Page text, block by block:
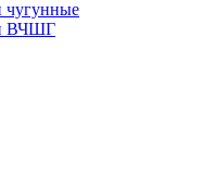
чугунные
ВЧШГ